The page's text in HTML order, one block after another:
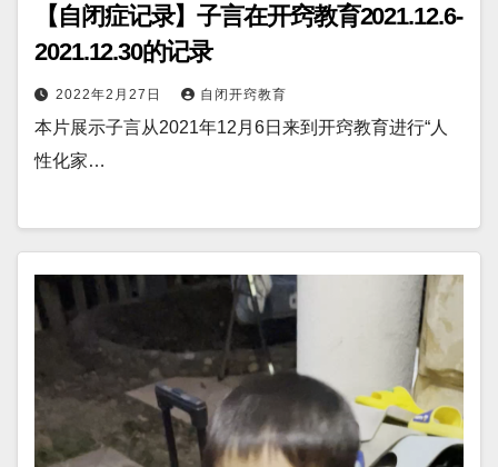
【自闭症记录】子言在开窍教育2021.12.6-
2021.12.30的记录
2022年2月27日 自闭开窍教育
本片展示子言从2021年12月6日来到开窍教育进行“人
性化家…